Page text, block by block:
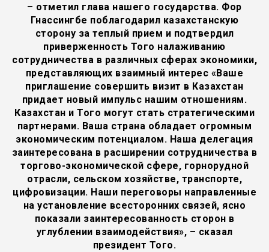
– отметил глава нашего государства. Фор
Гнассингбе поблагодарил казахстанскую
сторону за теплый прием и подтвердил
приверженность Того налаживанию
сотрудничества в различных сферах экономики,
представляющих взаимный интерес «Ваше
приглашение совершить визит в Казахстан
придает новый импульс нашим отношениям.
Казахстан и Того могут стать стратегическими
партнерами. Ваша страна обладает огромным
экономическим потенциалом. Наша делегация
заинтересована в расширении сотрудничества в
торгово-экономической сфере, горнорудной
отрасли, сельском хозяйстве, транспорте,
цифровизации. Наши переговоры направленные
на установление всесторонних связей, ясно
показали заинтересованность сторон в
углублении взаимодействия», – сказал
президент Того.